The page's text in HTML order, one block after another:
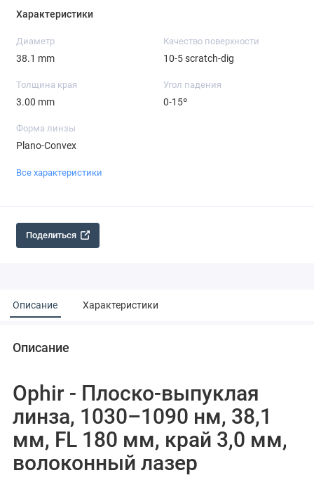
Характеристики
Диаметр
38.1 mm
Качество поверхности
10-5 scratch-dig
Толщина края
3.00 mm
Угол падения
0-15º
Форма линзы
Plano-Convex
Все характеристики
Поделиться
Описание Характеристики
Описание
Ophir - Плоско-выпуклая
линза, 1030–1090 нм, 38,1
мм, FL 180 мм, край 3,0 мм,
волоконный лазер